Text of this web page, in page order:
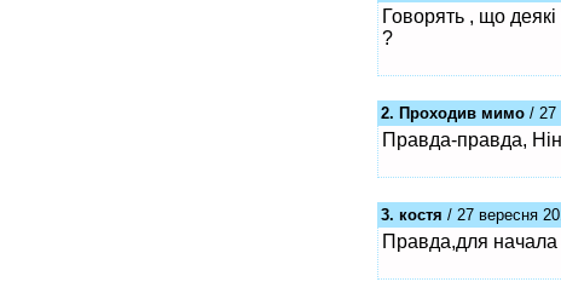
Говорять , що
?
2. Проходив мимо / 27
Правда-правда,
3. костя / 27 вересня
Правда,для начала